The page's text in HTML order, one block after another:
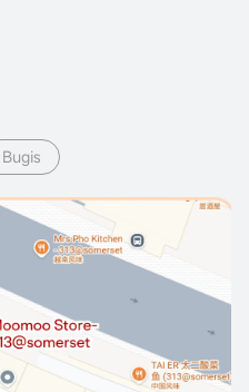
Bugis